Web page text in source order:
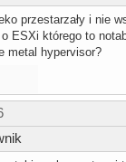
przestarzały i nie
ESXi którego to
metal hypervisor?